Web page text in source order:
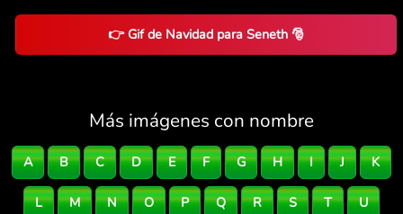
👉 Gif de Navidad para Seneth 🎅
Más imágenes con nombre
A B C D E F G H I J K
L M N O P Q R S T U